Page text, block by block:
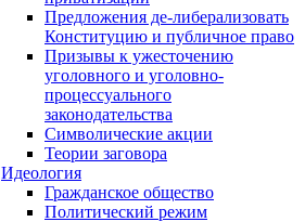
Предложения де-либерализовать
Конституцию и публичное право
Призывы к ужесточению
уголовного и уголовно-
процессуального
законодательства
Символические акции
Теории заговора
Идеология
Гражданское общество
Политический режим